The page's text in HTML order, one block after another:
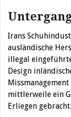
Irans
ausländische
illegal
Design
mittlerweile ein
Erliegen